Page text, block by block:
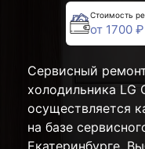
Стоимость
от 1700 ₽
Сервисный
холодильника LG
осуществляется
на базе
Екатеринбурге.